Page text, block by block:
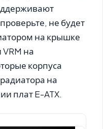
не будет
на крышке
на
корпуса
на
плат E-ATX.